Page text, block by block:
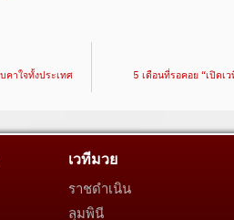
คาใจทั้งประเทศ
5 เดือนที่รอคอย “เปิด
เวทีมวย
ราชดำเนิน
ลุมพินี